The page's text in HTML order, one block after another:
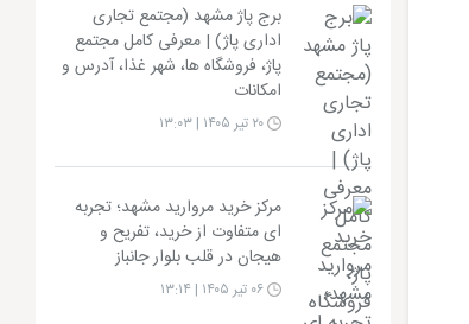
برج پاژ مشهد (مجتمع تجاری
اداری پاژ) | معرفی کامل مجتمع
پاژ، فروشگاه ها، شهر غذا، آدرس و
امکانات
۲۰ تیر ۱۴۰۵ | ۱۳:۰۳
مرکز خرید مروارید مشهد؛ تجربه
ای متفاوت از خرید، تفریح و
هیجان در قلب بلوار جانباز
۰۶ تیر ۱۴۰۵ | ۱۳:۱۴